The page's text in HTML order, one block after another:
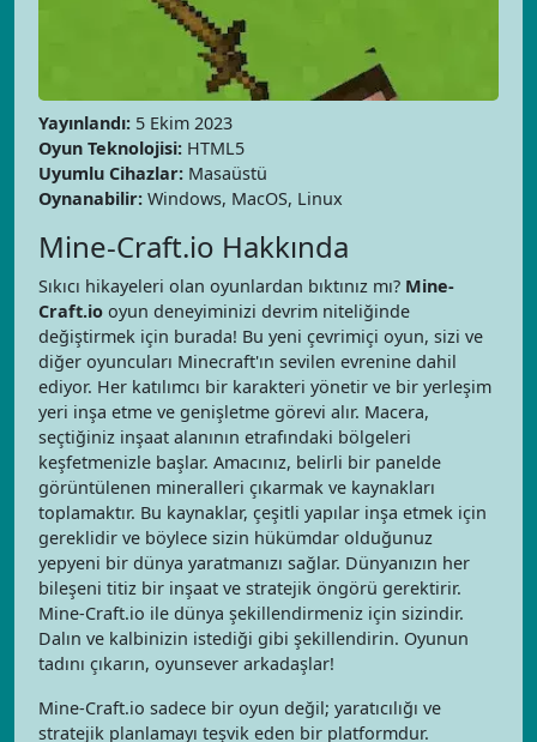
Yayınlandı: 5 Ekim 2023
Oyun Teknolojisi: HTML5
Uyumlu Cihazlar: Masaüstü
Oynanabilir: Windows, MacOS, Linux
Mine-Craft.io Hakkında
Sıkıcı hikayeleri olan oyunlardan bıktınız mı? Mine-
Craft.io oyun deneyiminizi devrim niteliğinde
değiştirmek için burada! Bu yeni çevrimiçi oyun, sizi ve
diğer oyuncuları Minecraft'ın sevilen evrenine dahil
ediyor. Her katılımcı bir karakteri yönetir ve bir yerleşim
yeri inşa etme ve genişletme görevi alır. Macera,
seçtiğiniz inşaat alanının etrafındaki bölgeleri
keşfetmenizle başlar. Amacınız, belirli bir panelde
görüntülenen mineralleri çıkarmak ve kaynakları
toplamaktır. Bu kaynaklar, çeşitli yapılar inşa etmek için
gereklidir ve böylece sizin hükümdar olduğunuz
yepyeni bir dünya yaratmanızı sağlar. Dünyanızın her
bileşeni titiz bir inşaat ve stratejik öngörü gerektirir.
Mine-Craft.io ile dünya şekillendirmeniz için sizindir.
Dalın ve kalbinizin istediği gibi şekillendirin. Oyunun
tadını çıkarın, oyunsever arkadaşlar!
Mine-Craft.io sadece bir oyun değil; yaratıcılığı ve
stratejik planlamayı teşvik eden bir platformdur.